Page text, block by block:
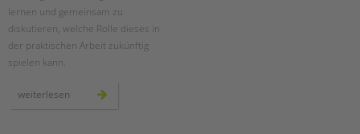
TANDEM BTL AKADEMIE
Zertfikatskurse
Seminarkalender
lernen und gemeinsam zu
diskutieren, welche Rolle dieses in
der praktischen Arbeit zukünftig
spielen kann.
weiterlesen wirkungsorientierung